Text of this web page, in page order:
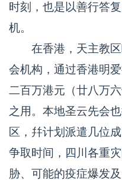
时刻，也是以善行答
机。
在香港，天主教区
会机构，通过香港明
二百万港元（廿八万
之用。本地圣云先会
区，幷计划派遣几位
争取时间，四川各重
胁、可能的疫症爆发及